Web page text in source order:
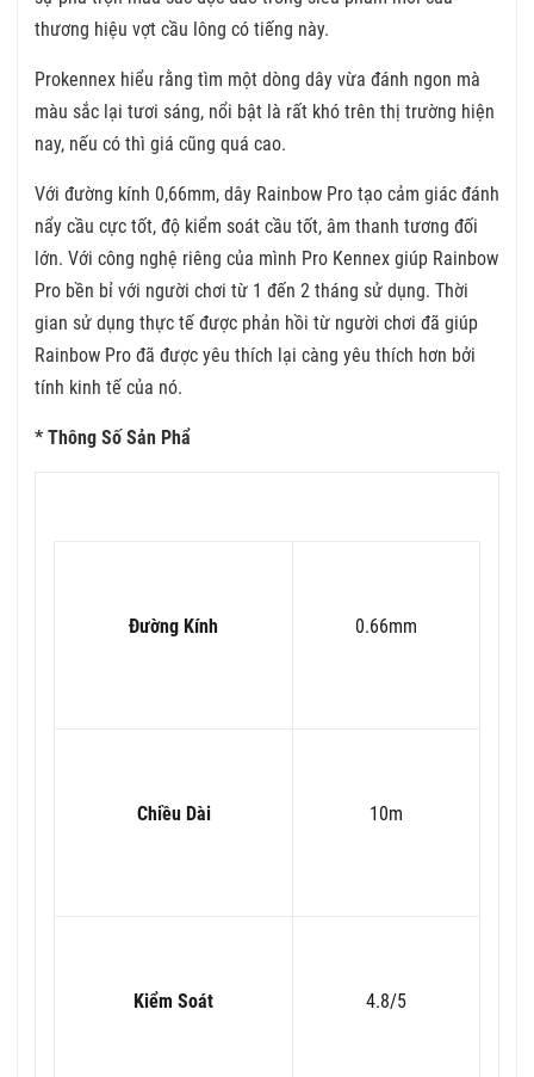
thương hiệu vợt cầu lông có tiếng này.
Prokennex hiểu rằng tìm một dòng dây vừa đánh ngon mà
màu sắc lại tươi sáng, nổi bật là rất khó trên thị trường hiện
nay, nếu có thì giá cũng quá cao.
Với đường kính 0,66mm, dây Rainbow Pro tạo cảm giác đánh
nẩy cầu cực tốt, độ kiểm soát cầu tốt, âm thanh tương đối
lớn. Với công nghệ riêng của mình Pro Kennex giúp Rainbow
Pro bền bỉ với người chơi từ 1 đến 2 tháng sử dụng. Thời
gian sử dụng thực tế được phản hồi từ người chơi đã giúp
Rainbow Pro đã được yêu thích lại càng yêu thích hơn bởi
tính kinh tế của nó.
* Thông Số Sản Phẩ
Đường Kính 0.66mm
Chiều Dài 10m
Kiểm Soát 4.8/5